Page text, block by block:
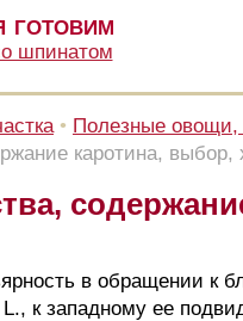
готовим
шпинатом
• Полезные овощи,
каротина, выбор,
в обращении к
к западному ее